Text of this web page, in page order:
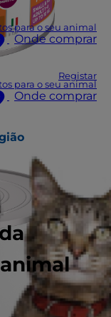
para o seu animal
Onde comprar
Registar
para o seu animal
Onde comprar